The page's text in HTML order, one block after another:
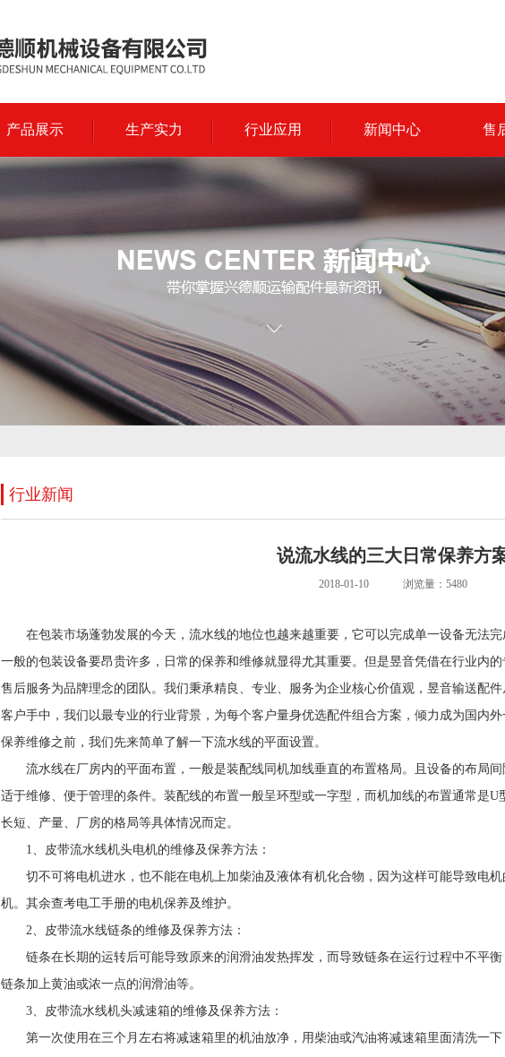
产品展示 生产实力 行业应用 新闻中心 售
行业新闻
说流水线的三大日常保养方
2018-01-10 浏览量：5480
在包装市场蓬勃发展的今天， 流水线的地位也越来越重要，它可以完成单一设备无法
一般的包装设备要昂贵许多，日常的保养和维修就显得尤其重要。但是昱音凭借在行业内
售后服务为品牌理念的团队。我们秉承精良、专业、服务为企业核心价值观，昱音输送配
客户手中，我们以最专业的行业背景，为每个客户量身优选配件组合方案，倾力成为国内
保养维修之前，我们先来简单了解一下流水线的平面设置。
流水线在厂房内的平面布置，一般是装配线同机加线垂直的布置格局。且设备的布局间
适于维修、便于管理的条件。装配线的布置一般呈环型或一字型，而机加线的布置通常是U
长短、产量、厂房的格局等具体情况而定。
1、皮带流水线机头电机的维修及保养方法：
切不可将电机进水，也不能在电机上加柴油及液体有机化合物，因为这样可能导致电机
机。其余查考电工手册的电机保养及维护。
2、皮带流水线链条的维修及保养方法：
链条在长期的运转后可能导致原来的润滑油发热挥发，而导致链条在运行过程中不平衡
链条加上黄油或浓一点的润滑油等。
3、皮带流水线机头减速箱的维修及保养方法：
第一次使用在三个月左右将减速箱里的机油放净，用柴油或汽油将减速箱里面清洗一下